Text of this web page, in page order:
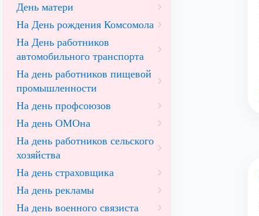
День матери
На День рождения Комсомола
На День работников
автомобильного транспорта
На день работников пищевой
промышленности
На день профсоюзов
На день ОМОна
На день работников сельского
хозяйства
На день страховщика
На день рекламы
На день военного связиста